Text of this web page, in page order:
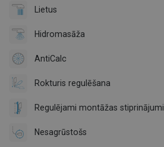
Lietus
Hidromasāža
AntiCalc
Rokturis regulēšana
Regulējami montāžas stiprinājumi
Nesagrūstošs